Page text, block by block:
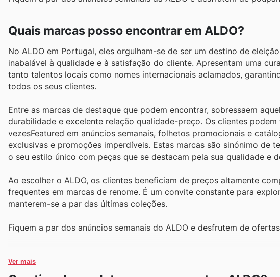
Quais marcas posso encontrar em ALDO?
No ALDO em Portugal, eles orgulham-se de ser um destino de
inabalável à qualidade e à satisfação do cliente. Apresentam uma
tanto talentos locais como nomes internacionais aclamados,
todos os seus clientes.
Entre as marcas de destaque que podem encontrar, sobressaem
durabilidade e excelente relação qualidade-preço. Os clientes
vezesFeatured em anúncios semanais, folhetos promocionais e
exclusivas e promoções imperdíveis. Estas marcas são sinónimo de
o seu estilo único com peças que se destacam pela sua qualidade e
Ao escolher o ALDO, os clientes beneficiam de preços altamente
frequentes em marcas de renome. É um convite constante para
manterem-se a par das últimas coleções.
Fiquem a par dos anúncios semanais do ALDO e desfrutem de
Ver mais